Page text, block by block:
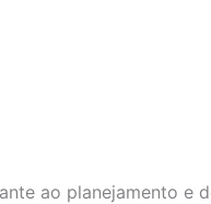
ao planejamento e